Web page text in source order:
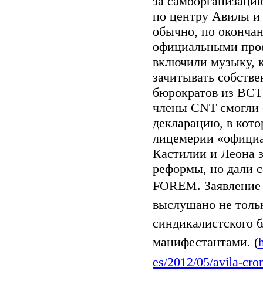
по центру Авилы
обычно, по
официальными
включили музыку,
зачитывать
бюрократов из
члены CNT смогли
декларацию, в
лицемерии
Кастилии и Леона
реформы, но дали
FOREM.
выслушано не
синдикалистского
манифестантами. (
es/2012/05/avila-